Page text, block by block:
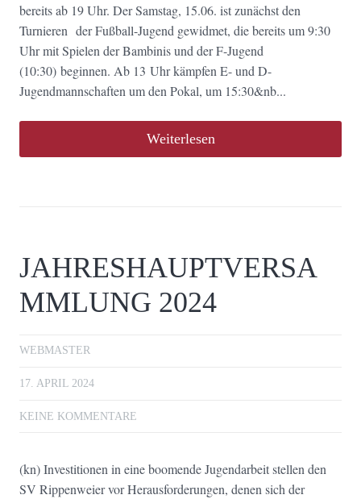
bereits ab 19 Uhr. Der Samstag, 15.06. ist zunächst den
Turnieren der Fußball-Jugend gewidmet, die bereits um 9:30
Uhr mit Spielen der Bambinis und der F-Jugend
(10:30) beginnen. Ab 13 Uhr kämpfen E- und D-
Jugendmannschaften um den Pokal, um 15:30&nb...
Weiterlesen
JAHRESHAUPTVERSA
MMLUNG 2024
WEBMASTER
17. APRIL 2024
KEINE KOMMENTARE
(kn) Investitionen in eine boomende Jugendarbeit stellen den
SV Rippenweier vor Herausforderungen, denen sich der